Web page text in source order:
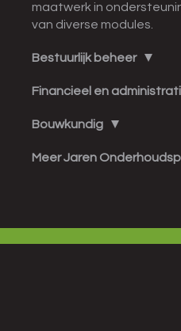
maatwerk in
van diverse modules.
Bestuurlijk beheer
Financieel en
Bouwkundig
Meer Jaren